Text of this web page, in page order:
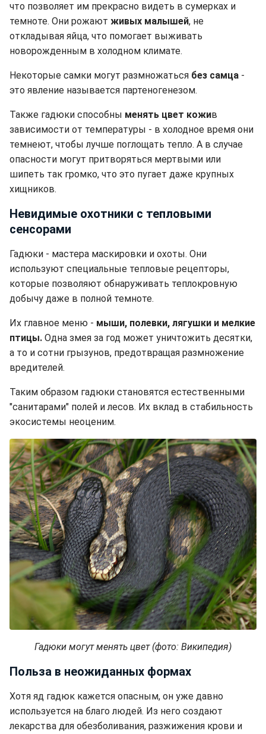
что позволяет им прекрасно видеть в сумерках и
темноте. Они рожают живых малышей, не
откладывая яйца, что помогает выживать
новорожденным в холодном климате.
Некоторые самки могут размножаться без самца -
это явление называется партеногенезом.
Также гадюки способны менять цвет кожив
зависимости от температуры - в холодное время они
темнеют, чтобы лучше поглощать тепло. А в случае
опасности могут притворяться мертвыми или
шипеть так громко, что это пугает даже крупных
хищников.
Невидимые охотники с тепловыми
сенсорами
Гадюки - мастера маскировки и охоты. Они
используют специальные тепловые рецепторы,
которые позволяют обнаруживать теплокровную
добычу даже в полной темноте.
Их главное меню - мыши, полевки, лягушки и мелкие
птицы. Одна змея за год может уничтожить десятки,
а то и сотни грызунов, предотвращая размножение
вредителей.
Таким образом гадюки становятся естественными
"санитарами" полей и лесов. Их вклад в стабильность
экосистемы неоценим.
Гадюки могут менять цвет (фото: Википедия)
Польза в неожиданных формах
Хотя яд гадюк кажется опасным, он уже давно
используется на благо людей. Из него создают
лекарства для обезболивания, разжижения крови и